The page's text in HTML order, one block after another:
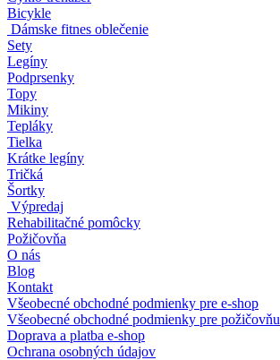
Bicykle
Dámske fitnes oblečenie
Sety
Legíny
Podprsenky
Topy
Mikiny
Tepláky
Tielka
Krátke legíny
Tričká
Šortky
Výpredaj
Rehabilitačné pomôcky
Požičovňa
O nás
Blog
Kontakt
Všeobecné obchodné podmienky pre e-shop
Všeobecné obchodné podmienky pre požičovňu
Doprava a platba e-shop
Ochrana osobných údajov